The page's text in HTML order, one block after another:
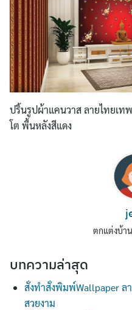
ปริ้นรูปผ้าแคนวาส ลายไทยเท
โต พื้นหลังสีแดง
ตกแต่งบ้าน
บทความล่าสุด
สั่งทำสั่งพิมพ์Wallpaper ล
สวยงาม